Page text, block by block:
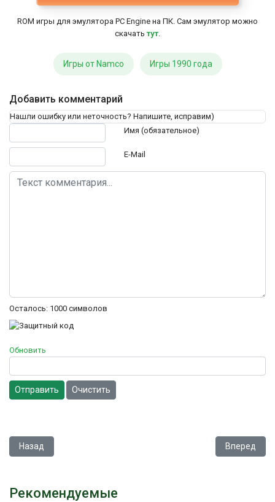
ROM игры для эмулятора PC Engine на ПК. Сам эмулятор можно
скачатьтут.
Игры от Namco Игры 1990 года
Добавить комментарий
Нашли ошибку или неточность? Напишите, исправим)
Имя (обязательное)
E-Mail
Осталось: 1000 символов
Обновить
Отправить Очистить
Предыдущий: Bomberman '93 Special
Назад Вперед
Рекомендуемые